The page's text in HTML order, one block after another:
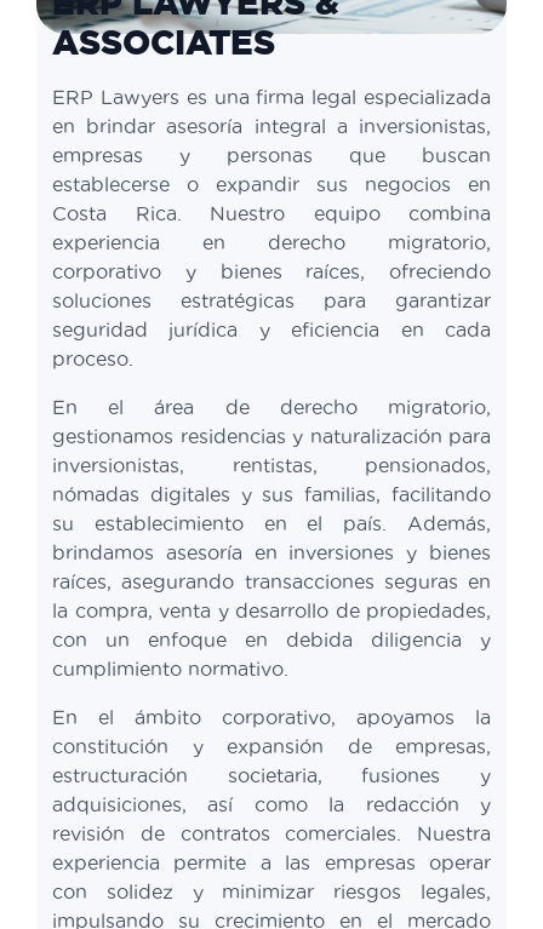
ASSOCIATES
ERP Lawyers es una firma legal especializada
en brindar asesoría integral a inversionistas,
empresas y personas que buscan
establecerse o expandir sus negocios en
Costa Rica. Nuestro equipo combina
experiencia en derecho migratorio,
corporativo y bienes raíces, ofreciendo
soluciones estratégicas para garantizar
seguridad jurídica y eficiencia en cada
proceso.
En el área de derecho migratorio,
gestionamos residencias y naturalización para
inversionistas, rentistas, pensionados,
nómadas digitales y sus familias, facilitando
su establecimiento en el país. Además,
brindamos asesoría en inversiones y bienes
raíces, asegurando transacciones seguras en
la compra, venta y desarrollo de propiedades,
con un enfoque en debida diligencia y
cumplimiento normativo.
En el ámbito corporativo, apoyamos la
constitución y expansión de empresas,
estructuración societaria, fusiones y
adquisiciones, así como la redacción y
revisión de contratos comerciales. Nuestra
experiencia permite a las empresas operar
con solidez y minimizar riesgos legales,
impulsando su crecimiento en el mercado